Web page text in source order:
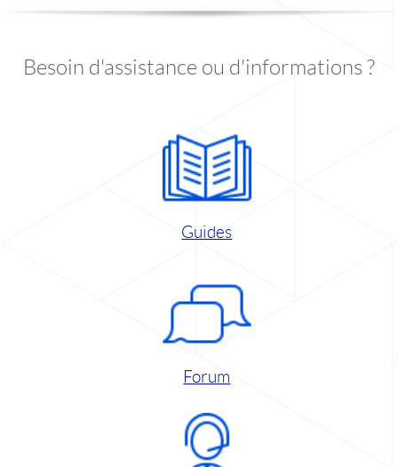
Besoin d'assistance ou d'informations ?
Guides
Forum